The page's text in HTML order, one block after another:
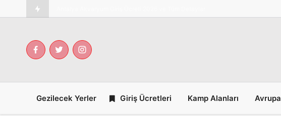
Gezilecek Yerler Giriş Ücretleri Kamp Alanları Avrupa